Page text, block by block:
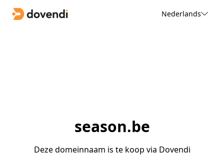
Nederlands
season.be
Deze domeinnaam is te koop via Dovendi